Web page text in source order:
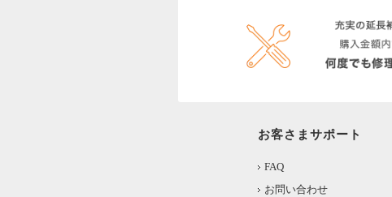
お客さまサポート
FAQ
お問い合わせ